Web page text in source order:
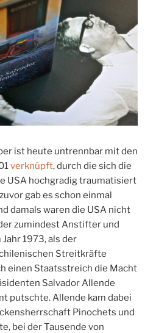
ist heute untrennbar mit den
verknüpft, durch die sich die
USA hochgradig traumatisiert
gab es schon einmal
damals waren die USA nicht
zumindest Anstifter und
1973, als der
Streitkräfte
einen Staatsstreich die Macht
Salvador Allende
putschte. Allende kam dabei
Pinochets und
bei der Tausende von